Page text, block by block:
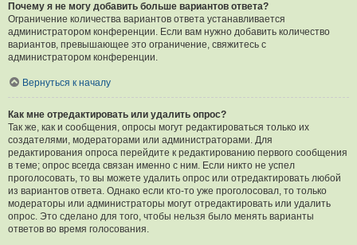
Почему я не могу добавить больше вариантов ответа?
Ограничение количества вариантов ответа устанавливается
администратором конференции. Если вам нужно добавить количество
вариантов, превышающее это ограничение, свяжитесь с
администратором конференции.
Вернуться к началу
Как мне отредактировать или удалить опрос?
Так же, как и сообщения, опросы могут редактироваться только их
создателями, модераторами или администраторами. Для
редактирования опроса перейдите к редактированию первого сообщения
в теме; опрос всегда связан именно с ним. Если никто не успел
проголосовать, то вы можете удалить опрос или отредактировать любой
из вариантов ответа. Однако если кто-то уже проголосовал, то только
модераторы или администраторы могут отредактировать или удалить
опрос. Это сделано для того, чтобы нельзя было менять варианты
ответов во время голосования.